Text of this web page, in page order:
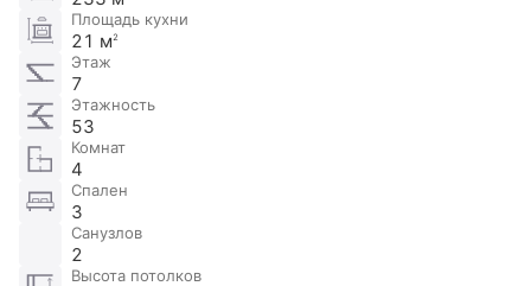
Площадь кухни
21 м2
Этаж
7
Этажность
53
Комнат
4
Спален
3
Санузлов
2
Высота потолков